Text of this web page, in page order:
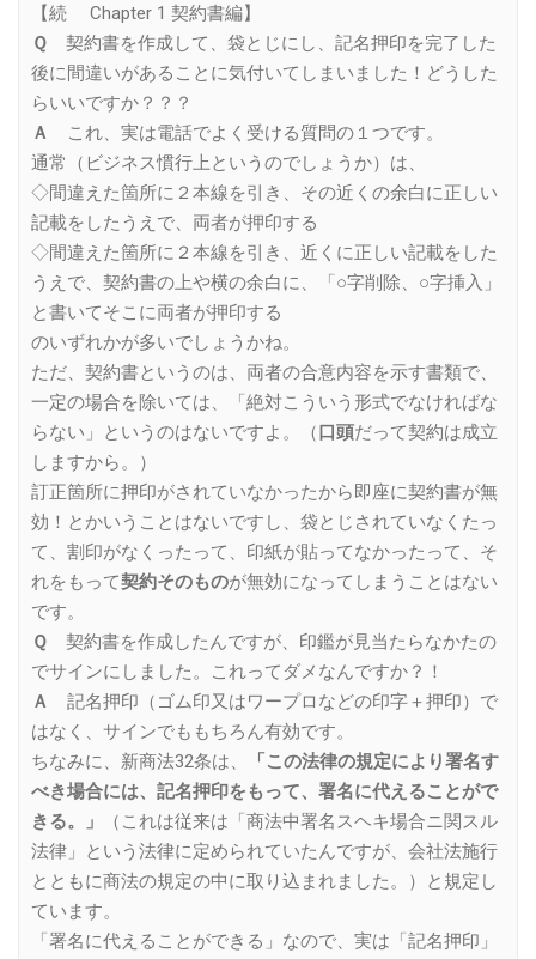
【続 Chapter 1 契約書編】
Ｑ 契約書を作成して、袋とじにし、記名押印を完了した
後に間違いがあることに気付いてしまいました！どうした
らいいですか？？？
Ａ
これ、実は電話でよく受ける質問の１つです。
通常（ビジネス慣行上というのでしょうか）は、
◇間違えた箇所に２本線を引き、その近くの余白に正しい
記載をしたうえで、両者が押印する
◇間違えた箇所に２本線を引き、近くに正しい記載をした
うえで、契約書の上や横の余白に、「○字削除、○字挿入」
と書いてそこに両者が押印する
のいずれかが多いでしょうかね。
ただ、契約書というのは、両者の合意内容を示す書類で、
一定の場合を除いては、「絶対こういう形式でなければな
らない」というのはないですよ。（口頭だって契約は成立
しますから。）
訂正箇所に押印がされていなかったから即座に契約書が無
効！とかいうことはないですし、袋とじされていなくたっ
て、割印がなくったって、印紙が貼ってなかったって、そ
れをもって契約そのものが無効になってしまうことはない
です。
Ｑ 契約書を作成したんですが、印鑑が見当たらなかたの
でサインにしました。これってダメなんですか？！
Ａ
記名押印（ゴム印又はワープロなどの印字＋押印）で
はなく、サインでももちろん有効です。
ちなみに、新商法32条は、
「この法律の規定により署名す
べき場合には、記名押印をもって、署名に代えることがで
きる。」
（これは従来は「商法中署名スヘキ場合ニ関スル
法律」という法律に定められていたんですが、会社法施行
とともに商法の規定の中に取り込まれました。）と規定し
ています。
「署名に代えることができる」なので、実は「記名押印」